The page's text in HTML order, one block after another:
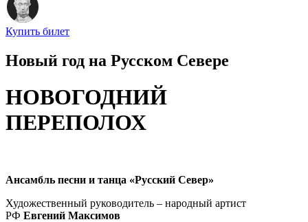
Купить билет
Новый год на Русском Севере
НОВОГОДНИЙ
ПЕРЕПОЛОХ
Ансамбль песни и танца «Русский Север»
Художественный руководитель – народный артист
РФ Евгений Максимов